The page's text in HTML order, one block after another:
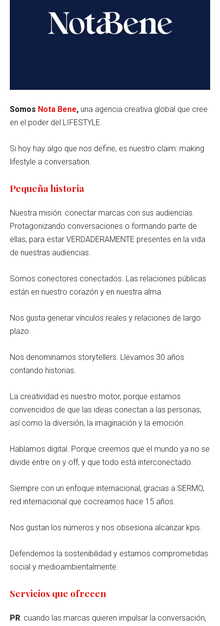
Somos Nota Bene, una agencia creativa global que cree
en el poder del LIFESTYLE.
Si hoy hay algo que nos define, es nuestro claim: making
lifestyle a conversation.
Pequeña historia
Nuestra misión: conectar marcas con sus audiencias.
Protagonizando conversaciones o formando parte de
ellas, para estar VERDADERAMENTE presentes en la vida
de nuestras audiencias.
Somos conectores conectados. Las relaciones públicas
están en nuestro corazón y en nuestra alma.
Nos gusta generar vínculos reales y relaciones de largo
plazo.
Nos denominamos storytellers. Llevamos 30 años
contando historias.
La creatividad es nuestro motor, porque estamos
convencidos de que las ideas conectan a las personas,
así como la diversión, la imaginación y la emoción.
Hablamos digital. Porque creemos que el mundo ya no se
divide entre on y off, y que todo está interconectado.
Siempre con un enfoque internacional, gracias a SERMO,
red internacional que cocreamos hace 15 años.
Nos gustan los números y nos obsesiona alcanzar kpis.
Defendemos la sostenibilidad y estamos comprometidas
social y medioambientalmente.
Servicios que ofrecen
PR: cuando las marcas quieren impulsar la conversación,